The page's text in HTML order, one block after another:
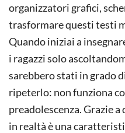
organizzatori grafici,
trasformare questi testi
Quando iniziai a
i ragazzi solo
sarebbero stati in grado
ripeterlo: non funziona
preadolescenza. Grazie
in realtà è una